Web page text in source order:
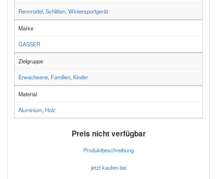
Rennrodel,Schlitten,Wintersportgerät
Marke
GASSER
Zielgruppe
Erwachsene, Familien,Kinder
Material
Aluminium, Holz
Preis nicht verfügbar
Produktbeschreibung
jetzt kaufen bei